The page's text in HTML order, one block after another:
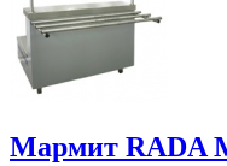
Мармит RADA